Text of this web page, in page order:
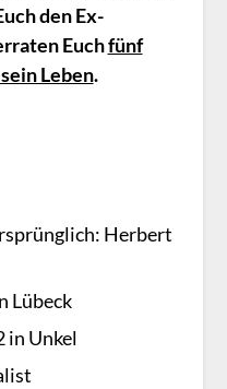
den Ex-
Euchfünf
Leben.
Herbert
Lübeck
in Unkel